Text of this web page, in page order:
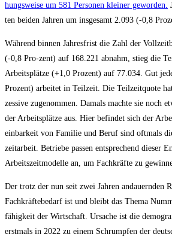
hungs­wei­se um 581 Per­so­nen klei­ner gewor­den.
ten bei­den Jah­ren um ins­ge­samt 2.093 (-0,8
Wäh­rend bin­nen Jah­res­frist die Zahl der
(-0,8 Pro-zent) auf 168.221 abnahm, stieg die
Arbeits­plät­ze (+1,0 Pro­zent) auf 77.034. Gut
Pro­zent) arbei­tet in Teil­zeit. Die Teil­zeit­quo­te
zes­si­ve zuge­nom­men. Damals mach­te sie noch
der Arbeits­plät­ze aus. Hier befin­det sich der
ein­bar­keit von Fami­lie und Beruf sind oft­mals
zeit­ar­beit. Betrie­be pas­sen ent­spre­chend die­ser
Arbeits­zeit­mo­del­le an, um Fach­kräf­te zu
Der trotz der nun seit zwei Jah­ren andau­ern­den
Fach­kräf­te­be­darf ist und bleibt das The­ma
fä­hig­keit der Wirt­schaft. Ursa­che ist die
erst­mals in 2022 zu einem Schrump­fen der